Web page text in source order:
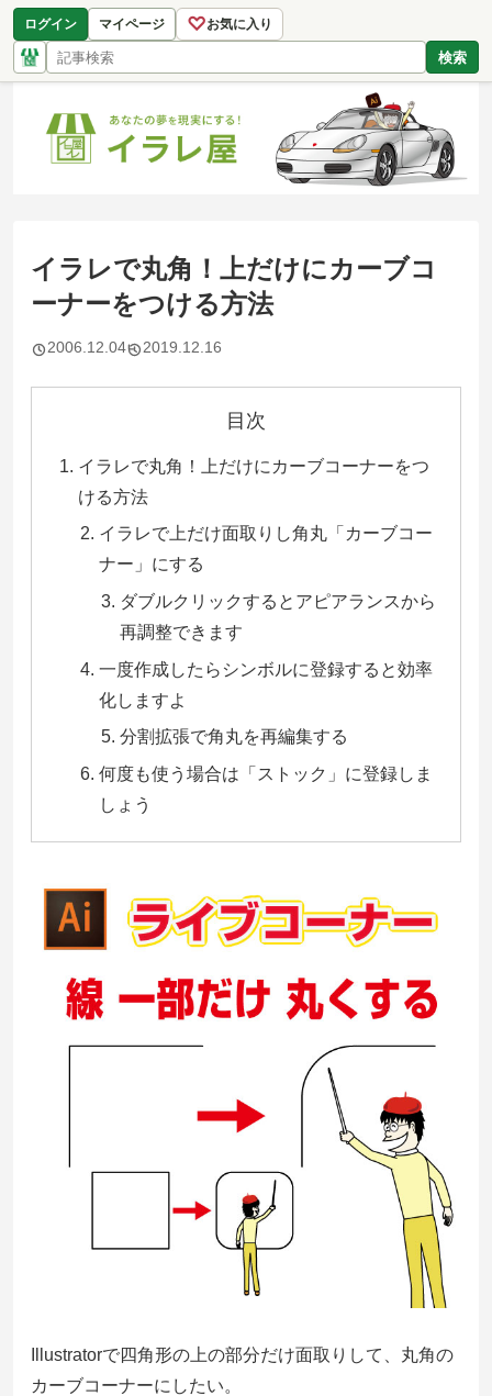
ログイン マイページ ♡お気に入り
検索
イラレで丸角！上だけにカーブコ
ーナーをつける方法
2006.12.04 2019.12.16
目次
イラレで丸角！上だけにカーブコーナーをつ
ける方法
イラレで上だけ面取りし角丸「カーブコー
ナー」にする
ダブルクリックするとアピアランスから
再調整できます
一度作成したらシンボルに登録すると効率
化しますよ
分割拡張で角丸を再編集する
何度も使う場合は「ストック」に登録しま
しょう
Illustratorで四角形の上の部分だけ面取りして、丸角の
カーブコーナーにしたい。